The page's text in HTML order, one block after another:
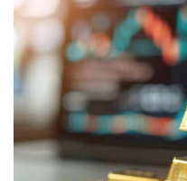
MANCA SPORT
INFORMASI
PRIVACY
POLICY
BERITA
WARGA
INFORMASI KIRIM